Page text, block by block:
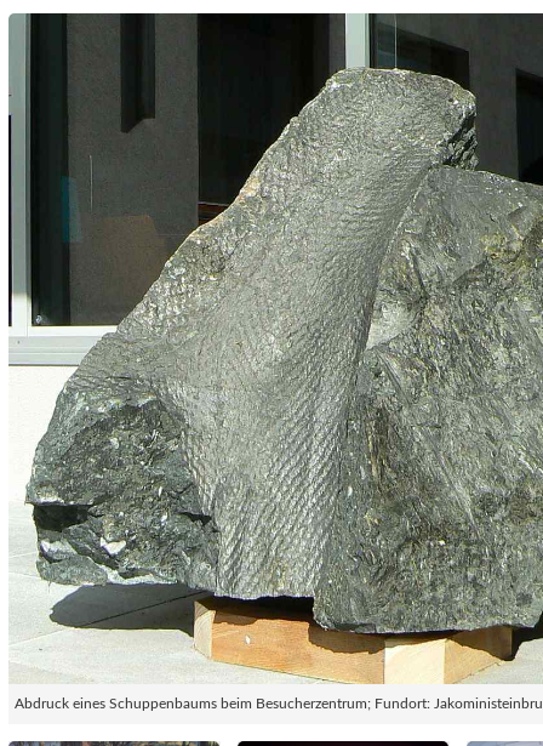
Abdruck eines Schuppenbaums beim Besucherzentrum; Fundort: